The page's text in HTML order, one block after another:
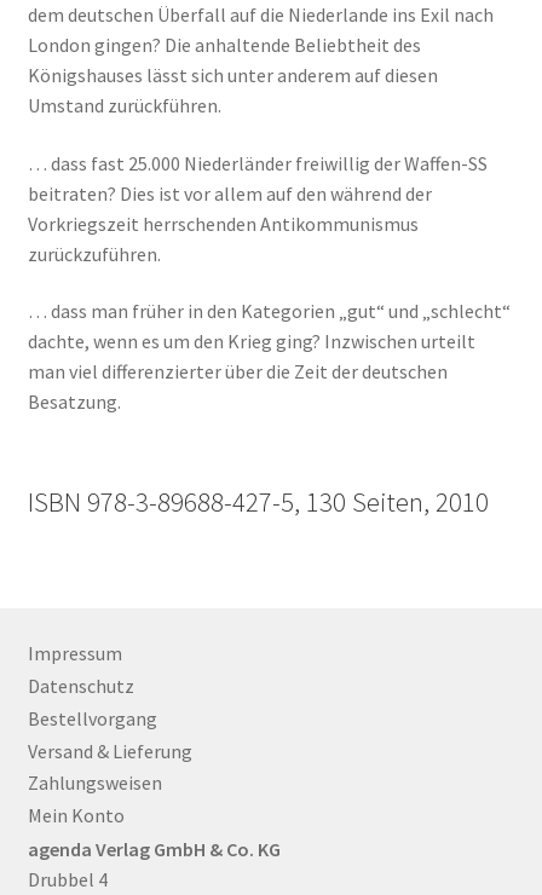
dem deutschen Überfall auf die Niederlande ins Exil nach
London gingen? Die anhaltende Beliebtheit des
Königshauses lässt sich unter anderem auf diesen
Umstand zurückführen.
… dass fast 25.000 Niederländer freiwillig der Waffen-SS
beitraten? Dies ist vor allem auf den während der
Vorkriegszeit herrschenden Antikommunismus
zurückzuführen.
… dass man früher in den Kategorien „gut“ und „schlecht“
dachte, wenn es um den Krieg ging? Inzwischen urteilt
man viel differenzierter über die Zeit der deutschen
Besatzung.
ISBN 978-3-89688-427-5, 130 Seiten, 2010
Impressum
Datenschutz
Bestellvorgang
Versand & Lieferung
Zahlungsweisen
Mein Konto
agenda Verlag GmbH & Co. KG
Drubbel 4